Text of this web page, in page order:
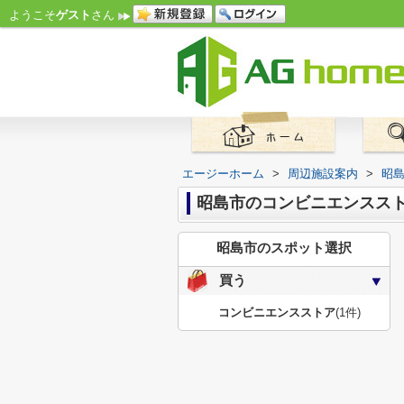
ようこそゲスト さん
エージーホーム > 周辺施設案内 > 昭
昭島市のコンビニエンスス
昭島市のスポット選択
買う
コンビニエンスストア(1件)